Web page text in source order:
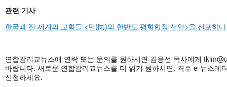
관련 기사
한국과 전 세계의 교회들 <민(民)의 한반도 평화협정 선언>을 선포하다
연합감리교뉴스에 연락 또는 문의를 원하시면 김응선 목사에게
바랍니다. 새로운 연합감리교뉴스를 더 읽기 원하시면, 격주 e-뉴스레
신청하세요.